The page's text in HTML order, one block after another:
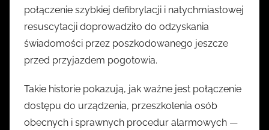
połączenie szybkiej defibrylacji i natychmiastowej
resuscytacji doprowadziło do odzyskania
świadomości przez poszkodowanego jeszcze
przed przyjazdem pogotowia.
Takie historie pokazują, jak ważne jest połączenie
dostępu do urządzenia, przeszkolenia osób
obecnych i sprawnych procedur alarmowych —